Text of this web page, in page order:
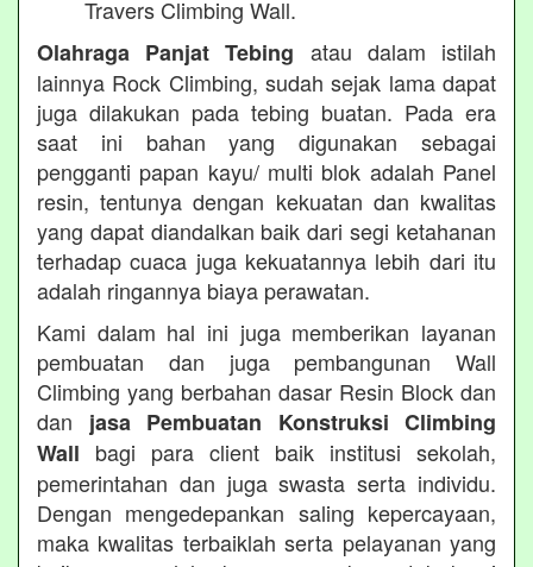
Travers Climbing Wall.
Olahraga Panjat Tebing atau dalam istilah
lainnya Rock Climbing, sudah sejak lama dapat
juga dilakukan pada tebing buatan. Pada era
saat ini bahan yang digunakan sebagai
pengganti papan kayu/ multi blok adalah Panel
resin, tentunya dengan kekuatan dan kwalitas
yang dapat diandalkan baik dari segi ketahanan
terhadap cuaca juga kekuatannya lebih dari itu
adalah ringannya biaya perawatan.
Kami dalam hal ini juga memberikan layanan
pembuatan dan juga pembangunan Wall
Climbing yang berbahan dasar Resin Block dan
dan jasa Pembuatan Konstruksi Climbing
Wall bagi para client baik institusi sekolah,
pemerintahan dan juga swasta serta individu.
Dengan mengedepankan saling kepercayaan,
maka kwalitas terbaiklah serta pelayanan yang